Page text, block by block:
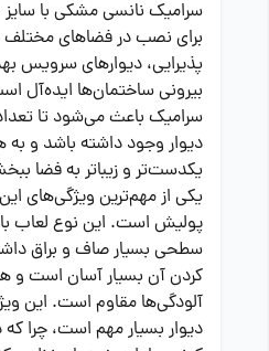
برای نصب در فضاهای مختلف
پذیرایی، دیوارهای سرویس
بیرونی ساختمان‌ها ایده‌آل
سرامیک باعث می‌شود تا
دیوار وجود داشته باشد و به
یکدست‌تر و زیباتر به فضا
یکی از مهم‌ترین ویژگی‌های
پولیش است. این نوع لعاب
سطحی بسیار صاف و براق
کردن آن بسیار آسان است و هم
آلودگی‌ها مقاوم است. این
دیوار بسیار مهم است، چرا که